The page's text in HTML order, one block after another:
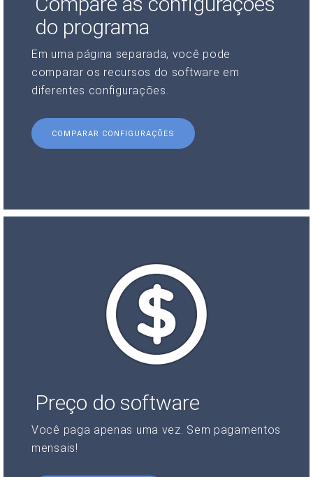
do programa
Em uma página separada, você pode
comparar os recursos do software em
diferentes configurações.
COMPARAR CONFIGURAÇÕES
Preço do software
Você paga apenas uma vez. Sem pagamentos
mensais!